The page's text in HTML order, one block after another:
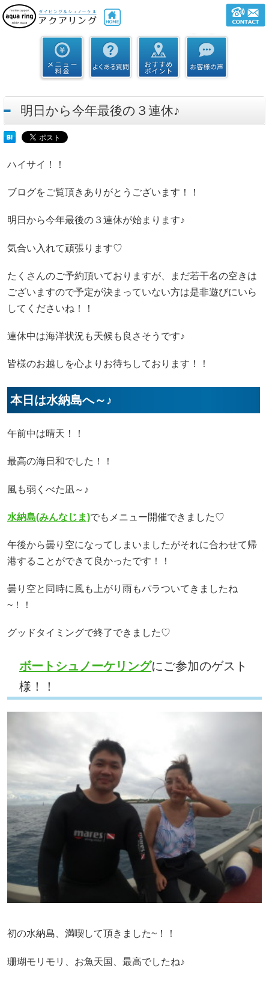
明日から今年最後の３連休♪
ハイサイ！！
ブログをご覧頂きありがとうございます！！
明日から今年最後の３連休が始まります♪
気合い入れて頑張ります♡
たくさんのご予約頂いておりますが、まだ若干名の空きは
ございますので予定が決まっていない方は是非遊びにいら
してくださいね！！
連休中は海洋状況も天候も良さそうです♪
皆様のお越しを心よりお待ちしております！！
本日は水納島へ～♪
午前中は晴天！！
最高の海日和でした！！
風も弱くべた凪～♪
水納島(みんなじま)でもメニュー開催できました♡
午後から曇り空になってしまいましたがそれに合わせて帰
港することができて良かったです！！
曇り空と同時に風も上がり雨もパラついてきましたね
~！！
グッドタイミングで終了できました♡
ボートシュノーケリングにご参加のゲスト
様！！
初の水納島、満喫して頂きました~！！
珊瑚モリモリ、お魚天国、最高でしたね♪